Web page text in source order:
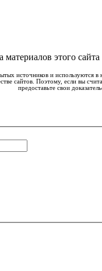
материалов этого
источников и используются
сайтов. Поэтому, если вы
предоставьте свои